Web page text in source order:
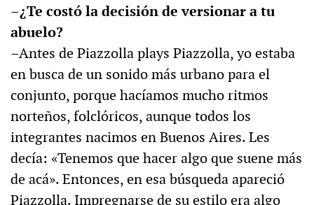
–¿Te costó la decisión de versionar a tu
abuelo?
–Antes de Piazzolla plays Piazzolla, yo estaba
en busca de un sonido más urbano para el
conjunto, porque hacíamos mucho ritmos
norteños, folclóricos, aunque todos los
integrantes nacimos en Buenos Aires. Les
decía: «Tenemos que hacer algo que suene más
de acá». Entonces, en esa búsqueda apareció
Piazzolla. Impregnarse de su estilo era algo